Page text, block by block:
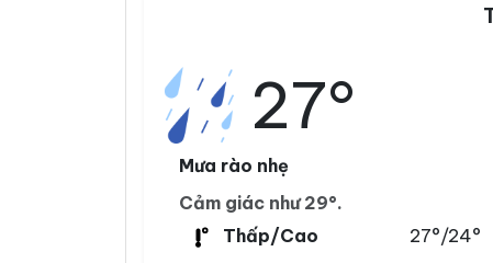
27°
Mưa rào nhẹ
Cảm giác như 29°.
Thấp/Cao
27°/24°